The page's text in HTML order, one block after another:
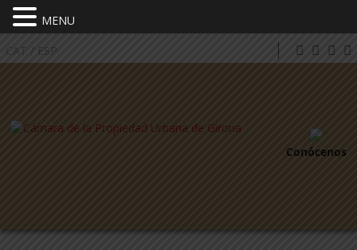
CAT / ESP
Conócenos
MENU